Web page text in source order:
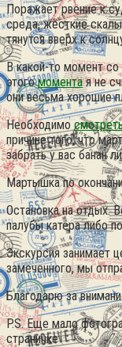
Поражает рвение к
среда, жёсткие
тянутся вверх к
В какой-то момент
этогомоментая не
они весьма хорошие
Необходимо
причине того, что
забрать у вас банан
Мартышка по
Остановка на отдых.
палубы катера либо
Экскурсия занимает
замеченного, мы
Благодарю за
P.S. Еще мало
страничке